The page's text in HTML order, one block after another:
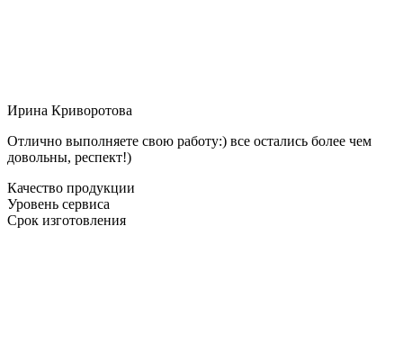
Ирина Криворотова
Отлично выполняете свою работу:) все остались более чем
довольны, респект!)
Качество продукции
Уровень сервиса
Срок изготовления